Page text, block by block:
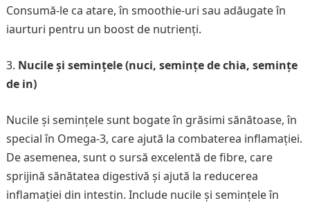
Consumă-le ca atare, în smoothie-uri sau adăugate în
iaurturi pentru un boost de nutrienți.
Nucile și semințele (nuci, semințe de chia, semințe
de in)
Nucile și semințele sunt bogate în grăsimi sănătoase, în
special în Omega-3, care ajută la combaterea inflamației.
De asemenea, sunt o sursă excelentă de fibre, care
sprijină sănătatea digestivă și ajută la reducerea
inflamației din intestin. Include nucile și semințele în